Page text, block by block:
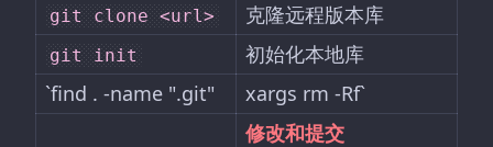
git clone <url> 克隆远程版本库
git init
初始化本地库
`find . -name ".git"
xargs rm -Rf`
修改和提交